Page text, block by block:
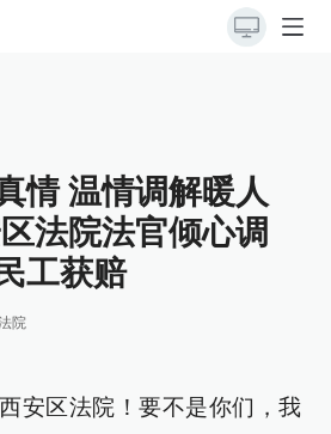
情 温情调解暖人
法院法官倾心调
工获赔
院
安区法院！要不是你们，我